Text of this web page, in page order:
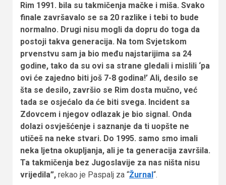
Rim 1991. bila su takmičenja mačke i miša. Svako
finale završavalo se sa 20 razlike i tebi to bude
normalno. Drugi nisu mogli da dopru do toga da
postoji takva generacija. Na tom Svjetskom
prvenstvu sam ja bio među najstarijima sa 24
godine, tako da su ovi sa strane gledali i mislili ‘pa
ovi će zajedno biti još 7-8 godina!’ Ali, desilo se
šta se desilo, završio se Rim dosta mučno, već
tada se osjećalo da će biti svega. Incident sa
Zdovcem i njegov odlazak je bio signal. Onda
dolazi osvješćenje i saznanje da ti uopšte ne
utičeš na neke stvari. Do 1995. samo smo imali
neka ljetna okupljanja, ali je ta generacija završila.
Ta takmičenja bez Jugoslavije za nas ništa nisu
vrijedila”, rekao je Paspalj za “Žurnal “.